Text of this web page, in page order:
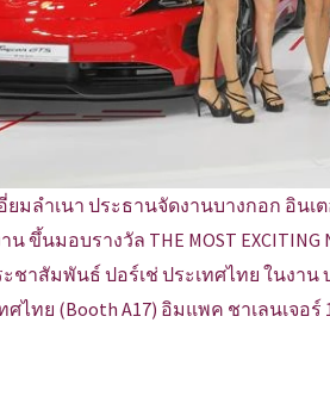
ยมลำเนา ประธานจัดงานบางกอก อิน
ขึ้นมอบรางวัล THE MOST
ชาสัมพันธ์ ปอร์เช่ ประเทศไทย ในงา
ศไทย (Booth A17) อิมแพค ชาเลนเจอร์